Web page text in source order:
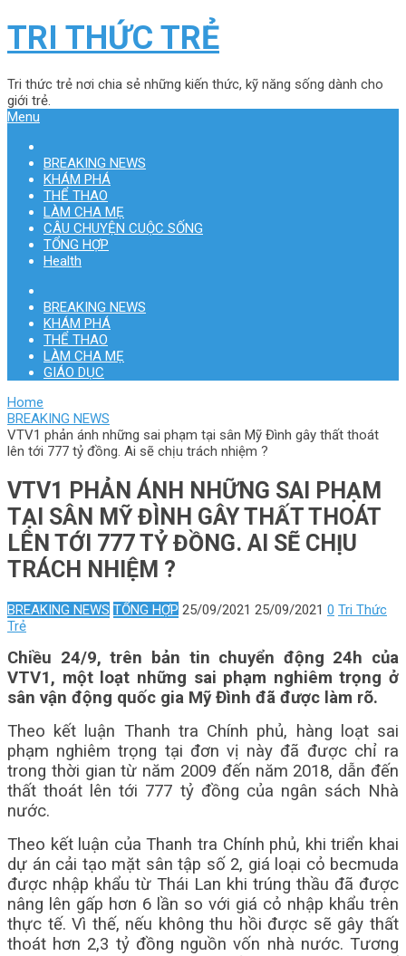
TRI THỨC TRẺ
Tri thức trẻ nơi chia sẻ những kiến thức, kỹ năng sống dành cho
giới trẻ.
Menu
BREAKING NEWS
KHÁM PHÁ
THỂ THAO
LÀM CHA MẸ
CÂU CHUYỆN CUỘC SỐNG
TỔNG HỢP
Health
BREAKING NEWS
KHÁM PHÁ
THỂ THAO
LÀM CHA MẸ
GIÁO DỤC
Home
BREAKING NEWS
VTV1 phản ánh những sai phạm tại sân Mỹ Đình gây thất thoát
lên tới 777 tỷ đồng. Ai sẽ chịu trách nhiệm ?
VTV1 PHẢN ÁNH NHỮNG SAI PHẠM
TẠI SÂN MỸ ĐÌNH GÂY THẤT THOÁT
LÊN TỚI 777 TỶ ĐỒNG. AI SẼ CHỊU
TRÁCH NHIỆM ?
BREAKING NEWS TỔNG HỢP 25/09/2021 25/09/2021 0 Tri Thức
Trẻ
Chiều 24/9, trên bản tin chuyển động 24h của
VTV1, một loạt những sai phạm nghiêm trọng ở
sân vận động quốc gia Mỹ Đình đã được làm rõ.
Theo kết luận Thanh tra Chính phủ, hàng loạt sai
phạm nghiêm trọng tại đơn vị này đã được chỉ ra
trong thời gian từ năm 2009 đến năm 2018, dẫn đến
thất thoát lên tới 777 tỷ đồng của ngân sách Nhà
nước.
Theo kết luận của Thanh tra Chính phủ, khi triển khai
dự án cải tạo mặt sân tập số 2, giá loại cỏ becmuda
được nhập khẩu từ Thái Lan khi trúng thầu đã được
nâng lên gấp hơn 6 lần so với giá cỏ nhập khẩu trên
thực tế. Vì thế, nếu không thu hồi được sẽ gây thất
thoát hơn 2,3 tỷ đồng nguồn vốn nhà nước. Tương